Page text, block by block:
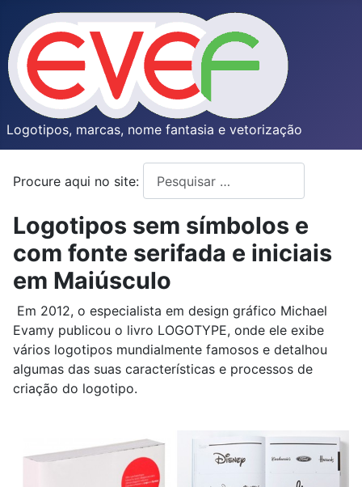
Logotipos, marcas, nome fantasia e vetorização
Procure aqui no site:
Logotipos sem símbolos e
com fonte serifada e iniciais
em Maiúsculo
Em 2012, o especialista em design gráfico Michael
Evamy publicou o livro LOGOTYPE, onde ele exibe
vários logotipos mundialmente famosos e detalhou
algumas das suas características e processos de
criação do logotipo.